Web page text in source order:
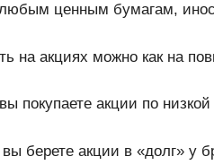
ценным бумагам,
на акциях можно как на
покупаете акции по
берете акции в «долг» у